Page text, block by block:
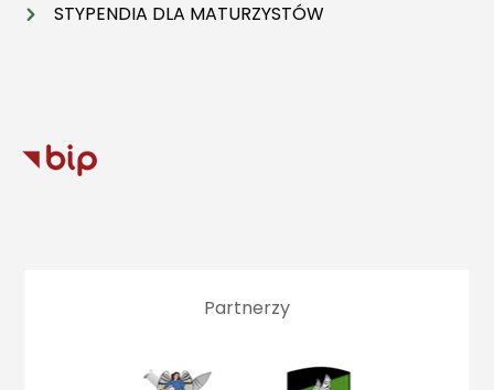
STYPENDIA DLA MATURZYSTÓW
Partnerzy